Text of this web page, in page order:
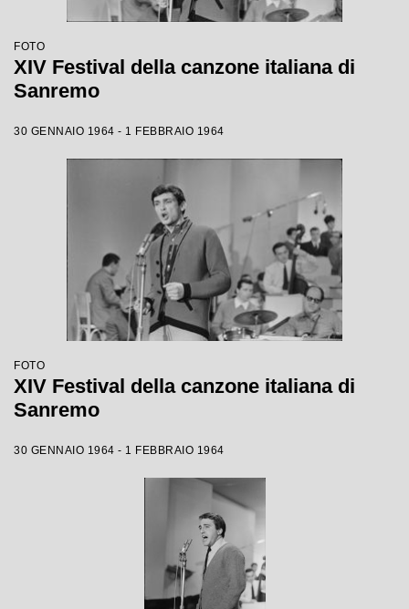
FOTO
XIV Festival della canzone italiana di
Sanremo
30 GENNAIO 1964 - 1 FEBBRAIO 1964
FOTO
XIV Festival della canzone italiana di
Sanremo
30 GENNAIO 1964 - 1 FEBBRAIO 1964